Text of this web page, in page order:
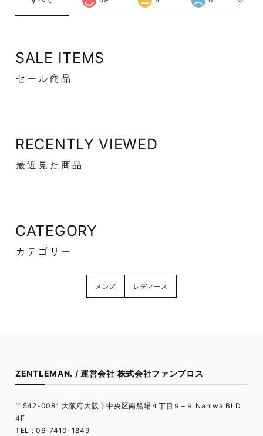
SALE ITEMS
セール商品
RECENTLY VIEWED
最近見た商品
CATEGORY
カテゴリー
メンズ レディース
ZENTLEMAN. / 運営会社 株式会社ファンブロス
〒542-0081 大阪府大阪市中央区南船場４丁目９−９ Naniwa BLD
4F
TEL : 06-7410-1849